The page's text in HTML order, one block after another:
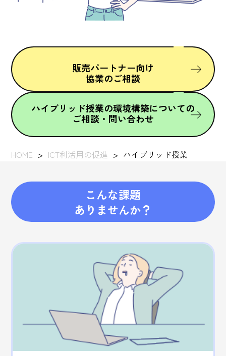
販売パートナー向け
協業のご相談
ハイブリッド授業の環境構築についての
ご相談・問い合わせ
HOME ICT利活用の促進 ハイブリッド授業
こんな課題
ありませんか？